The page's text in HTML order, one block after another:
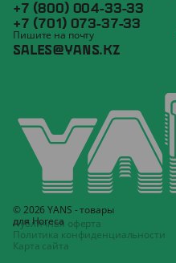
+7 (800) 004-33-33
+7 (701) 073-37-33
Пишите на почту
SALES@YANS.KZ
© 2026 YANS - товары
для Horeca
Публичная оферта
Политика конфиденциальности
Карта сайта